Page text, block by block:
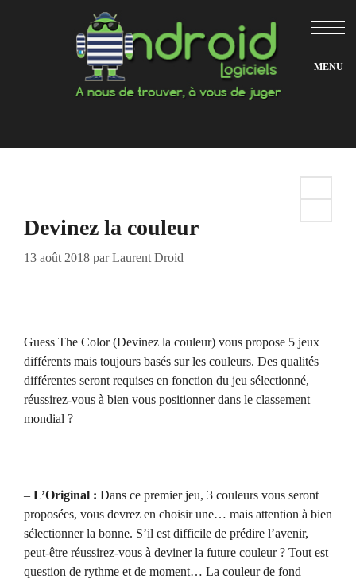
Devinez la couleur
13 août 2018 parLaurent Droid
Guess The Color (Devinez la couleur) vous propose 5 jeux
différents mais toujours basés sur les couleurs. Des qualités
différentes seront requises en fonction du jeu sélectionné,
réussirez-vous à bien vous positionner dans le classement
mondial ?
– L’Original : Dans ce premier jeu, 3 couleurs vous seront
proposées, vous devrez en choisir une… mais attention à bien
sélectionner la bonne. S’il est difficile de prédire l’avenir,
peut-être réussirez-vous à deviner la future couleur ? Tout est
question de rythme et de moment… La couleur de fond